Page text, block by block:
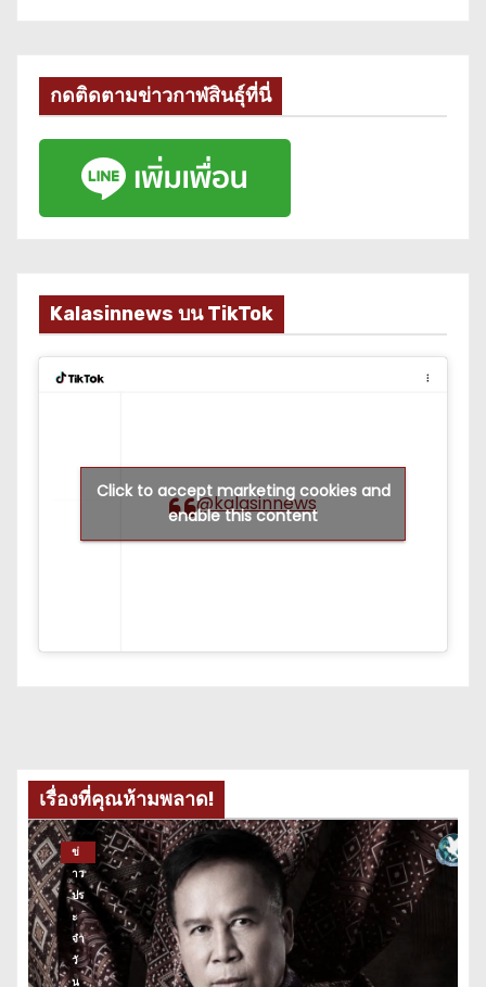
กดติดตามข่าวกาฬสินธุ์ที่นี่
Kalasinnews บน TikTok
@kalasinnews
Click to accept marketing cookies and
enable this content
เรื่องที่คุณห้ามพลาด!
ข่
าว
ปร
ะ
จำ
วั
น